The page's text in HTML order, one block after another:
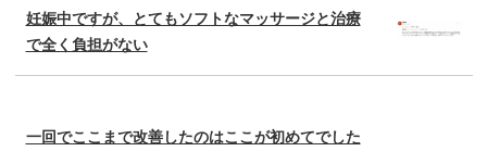
妊娠中ですが、とてもソフトなマッサージと治療
で全く負担がない
一回でここまで改善したのはここが初めてでした